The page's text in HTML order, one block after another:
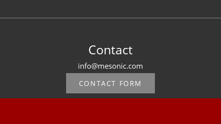
Contact
info@mesonic.com
CONTACT FORM